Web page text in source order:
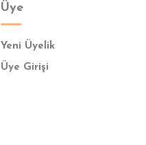
Üye
Yeni Üyelik
Üye Girişi